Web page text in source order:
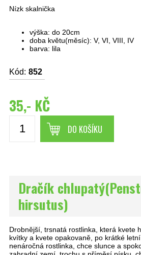
Nízk skalnička
výška: do 20cm
doba květu(měsíc): V, VI, VIII, IV
barva: lila
Kód: 852
35,- KČ
DO KOŠÍKU
Dračík
hirsutus)
Drobnější, trsnatá rostlinka, která kvete
kvítky a kvete opakovaně, po krátké
nenáročná rostlinka, chce slunce a